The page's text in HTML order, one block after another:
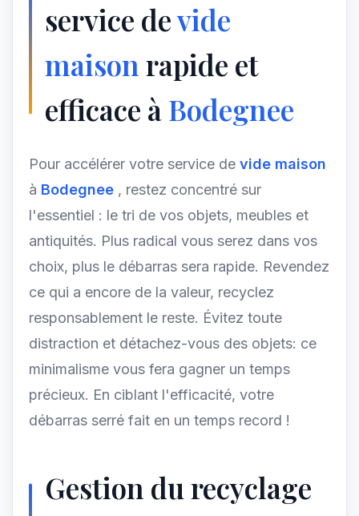
service devide
maison rapide et
efficace àBodegnee
Pour accélérer votre service de vide maison
à Bodegnee , restez concentré sur
l'essentiel : le tri de vos objets, meubles et
antiquités. Plus radical vous serez dans vos
choix, plus le débarras sera rapide. Revendez
ce qui a encore de la valeur, recyclez
responsablement le reste. Évitez toute
distraction et détachez-vous des objets: ce
minimalisme vous fera gagner un temps
précieux. En ciblant l'efficacité, votre
débarras serré fait en un temps record !
Gestion du recyclage